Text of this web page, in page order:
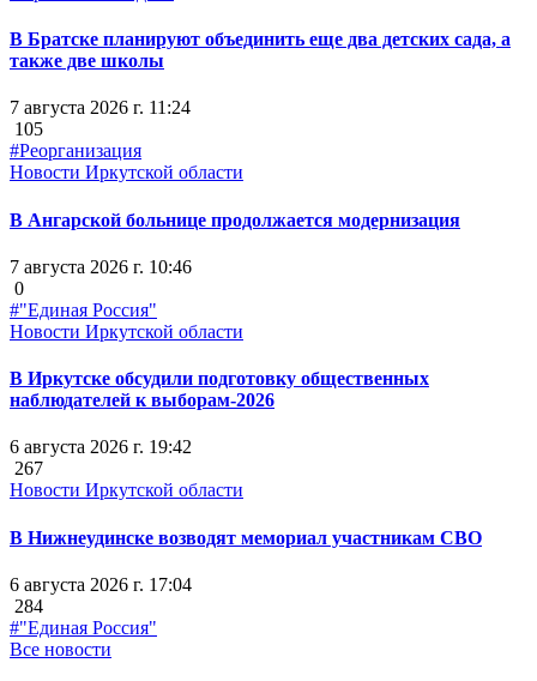
В Братске планируют объединить еще два детских сада, а
также две школы
7 августа 2026 г. 11:24
105
#Реорганизация
Новости Иркутской области
В Ангарской больнице продолжается модернизация
7 августа 2026 г. 10:46
0
#"Единая Россия"
Новости Иркутской области
В Иркутске обсудили подготовку общественных
наблюдателей к выборам-2026
6 августа 2026 г. 19:42
267
Новости Иркутской области
В Нижнеудинске возводят мемориал участникам СВО
6 августа 2026 г. 17:04
284
#"Единая Россия"
Все новости